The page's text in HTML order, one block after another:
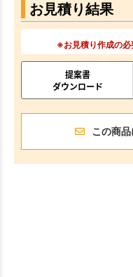
お見積り結果
※お見積り作成の
提案書
ダウンロード
この商